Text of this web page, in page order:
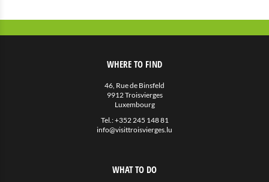
WHERE TO FIND
46, Rue de Binsfeld
9912 Troisvierges
Luxembourg
Tel.:+352 245 148 81
info@visittroisvierges.lu
WHAT TO DO